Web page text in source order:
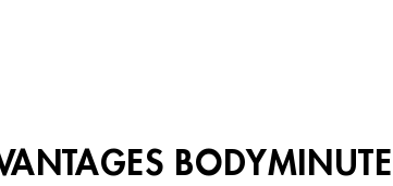
BODYMINUTE